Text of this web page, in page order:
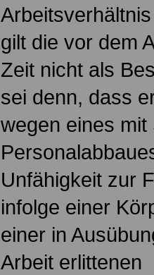
gilt die vor dem
Zeit nicht als
sei denn, dass
wegen eines
Unfähigkeit zur
infolge einer
einer in
Arbeit erlittenen